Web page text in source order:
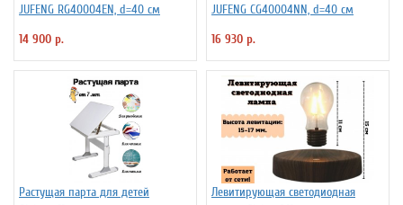
JUFENG RG40004EN, d=40 см
14 900 р.
JUFENG CG40004NN, d=40 см
16 930 р.
Растущая парта для детей
Левитирующая светодиодная